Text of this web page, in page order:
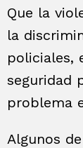
Que la
la
policiales,
seguridad
problema
Algunos